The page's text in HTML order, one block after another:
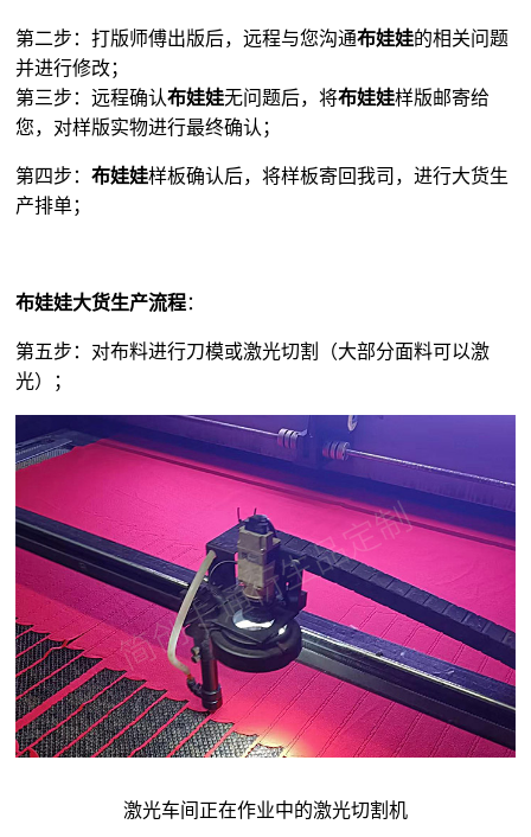
第二步：打版师傅出版后，远程与您沟通布娃娃的相关问题
并进行修改；
第三步：远程确认布娃娃无问题后，将布娃娃样版邮寄给
您，对样版实物进行最终确认；
第四步：布娃娃样板确认后，将样板寄回我司，进行大货生
产排单；
布娃娃大货生产流程：
第五步：对布料进行刀模或激光切割（大部分面料可以激
光）；
激光车间正在作业中的激光切割机